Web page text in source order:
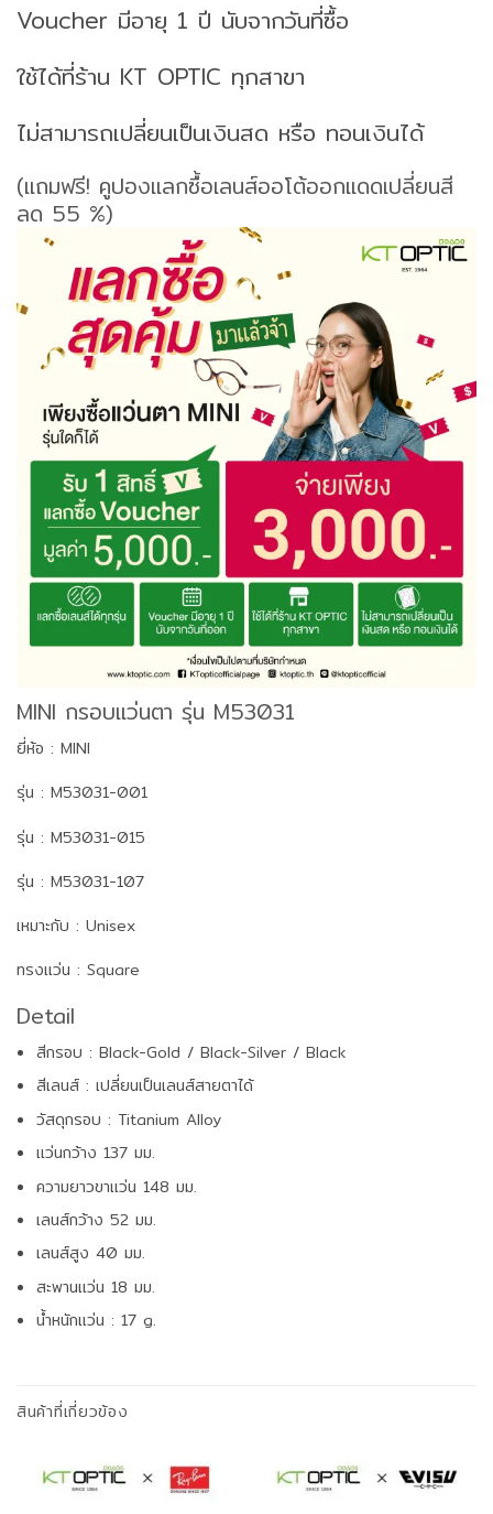
Voucher มีอายุ 1 ปี นับจากวันที่ซื้อ
ใช้ได้ที่ร้าน KT OPTIC ทุกสาขา
ไม่สามารถเปลี่ยนเป็นเงินสด หรือ ทอนเงินได้
(แถมฟรี! คูปองแลกซื้อเลนส์ออโต้ออกแดดเปลี่ยนสี
ลด 55 %)
MINI กรอบแว่นตา รุ่น M53031
ยี่ห้อ : MINI
รุ่น : M53031-001
รุ่น : M53031-015
รุ่น : M53031-107
เหมาะกับ : Unisex
ทรงแว่น : Square
Detail
สีกรอบ : Black-Gold / Black-Silver / Black
สีเลนส์ : เปลี่ยนเป็นเลนส์สายตาได้
วัสดุกรอบ : Titanium Alloy
แว่นกว้าง 137 มม.
ความยาวขาแว่น 148 มม.
เลนส์กว้าง 52 มม.
เลนส์สูง 40 มม.
สะพานแว่น 18 มม.
น้ำหนักแว่น : 17 g.
สินค้าที่เกี่ยวข้อง